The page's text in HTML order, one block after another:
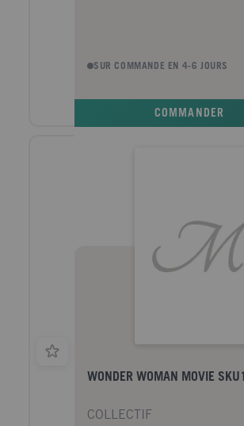
SUR COMMANDE EN 4-6 JOURS
COMMANDER
WONDER WOMAN MOVIE SKU1
COLLECTIF